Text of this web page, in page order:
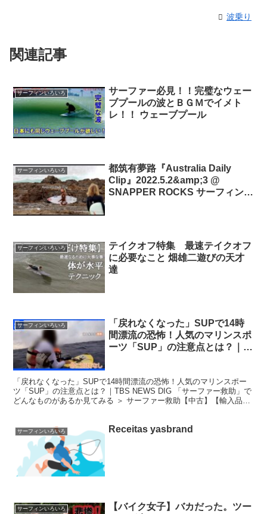
波乗り
関連記事
サーフィンいろいろ
サーファー必見！！完璧なウェー
ブプールの波とＢＧＭでイメト
レ！！ ウェーブプール
サーフィンいろいろ
都筑有夢路『Australia Daily
Clip』2022.5.2&amp;3 @
SNAPPER ROCKS サーフィン有
サーフィンいろいろ
テイクオフ特集 最速テイクオフ
に必要なこと 畑雄二遊びの天才
達
サーフィンいろいろ
「戻れなくなった」SUPで14時
間漂流の恐怖！人気のマリンスポ
ーツ「SUP」の注意点とは？｜
「戻れなくなった」SUPで14時間漂流の恐怖！人気のマリンスポー
ツ「SUP」の注意点とは？｜TBS NEWS DIG 「サーファー救助」で
どんなものがあるか見てみる ＞ サーファー救助【中古】【輸入品・
サーフィンいろいろ Receitas yasbrand
サーフィンいろいろ
【バイク女子】バカだった。ツー